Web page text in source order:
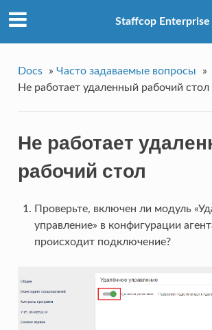
Staffcop Enterprise
Docs » Часто задаваемые вопросы
»
Не работает удаленный рабочий стол
Не работает
рабочий стол
Проверьте, включен ли модуль
управление» в конфигурации
происходит подключение?